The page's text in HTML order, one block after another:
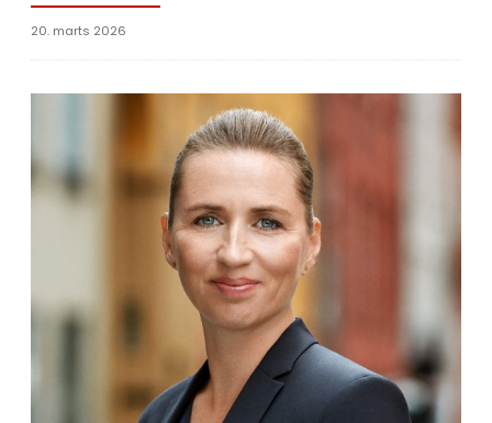
20. marts 2026